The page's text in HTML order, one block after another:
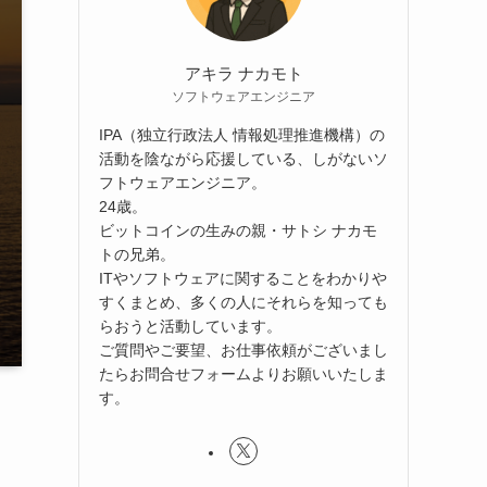
アキラ ナカモト
ソフトウェアエンジニア
IPA（独立行政法人 情報処理推進機構）の
活動を陰ながら応援している、しがないソ
フトウェアエンジニア。
24歳。
ビットコインの生みの親・サトシ ナカモ
トの兄弟。
ITやソフトウェアに関することをわかりや
すくまとめ、多くの人にそれらを知っても
らおうと活動しています。
ご質問やご要望、お仕事依頼がございまし
たらお問合せフォームよりお願いいたしま
す。